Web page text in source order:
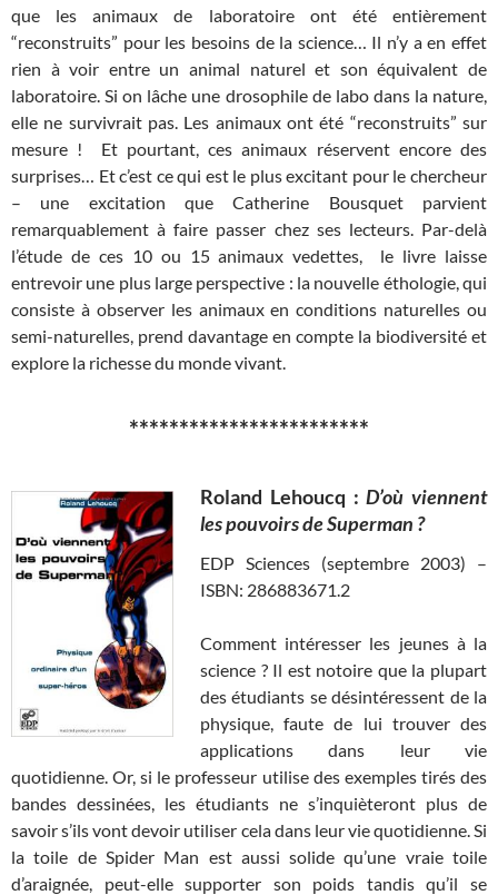
que les animaux de laboratoire ont été entièrement
“reconstruits” pour les besoins de la science… Il n’y a en effet
rien à voir entre un animal naturel et son équivalent de
laboratoire. Si on lâche une drosophile de labo dans la nature,
elle ne survivrait pas. Les animaux ont été “reconstruits” sur
mesure ! Et pourtant, ces animaux réservent encore des
surprises… Et c’est ce qui est le plus excitant pour le chercheur
– une excitation que Catherine Bousquet parvient
remarquablement à faire passer chez ses lecteurs. Par-delà
l’étude de ces 10 ou 15 animaux vedettes, le livre laisse
entrevoir une plus large perspective : la nouvelle éthologie, qui
consiste à observer les animaux en conditions naturelles ou
semi-naturelles, prend davantage en compte la biodiversité et
explore la richesse du monde vivant.
************************
Roland Lehoucq :D’où viennent
les pouvoirs de Superman ?
EDP Sciences (septembre 2003) –
ISBN: 286883671.2
Comment intéresser les jeunes à la
science ? Il est notoire que la plupart
des étudiants se désintéressent de la
physique, faute de lui trouver des
applications dans leur vie
quotidienne. Or, si le professeur utilise des exemples tirés des
bandes dessinées, les étudiants ne s’inquièteront plus de
savoir s’ils vont devoir utiliser cela dans leur vie quotidienne. Si
la toile de Spider Man est aussi solide qu’une vraie toile
d’araignée, peut-elle supporter son poids tandis qu’il se